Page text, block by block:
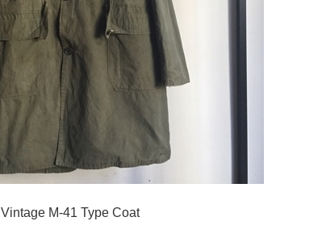
Vintage M-41 Type Coat